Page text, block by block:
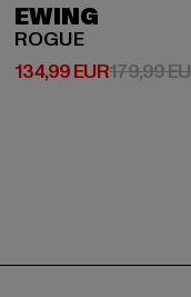
EWING
ROGUE
134,99 EUR
Derzeitiger Preis:
179,99